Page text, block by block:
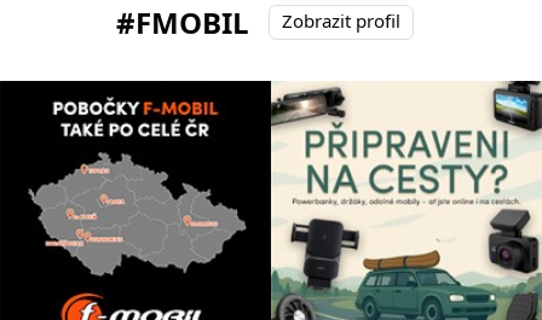
#FMOBIL
Zobrazit profil